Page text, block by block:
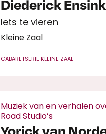
Diederick Ensink
Iets te vieren
Kleine Zaal
CABARETSERIE KLEINE ZAAL
Muziek van en verhalen
Road Studio’s